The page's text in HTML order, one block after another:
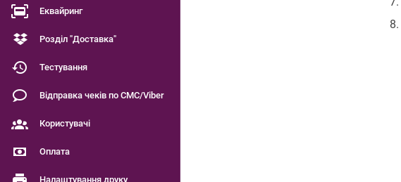
Еквайринг
Розділ "Доставка"
Тестування
Відправка чеків по СМС/Viber
Користувачі
Оплата
Налаштування друку